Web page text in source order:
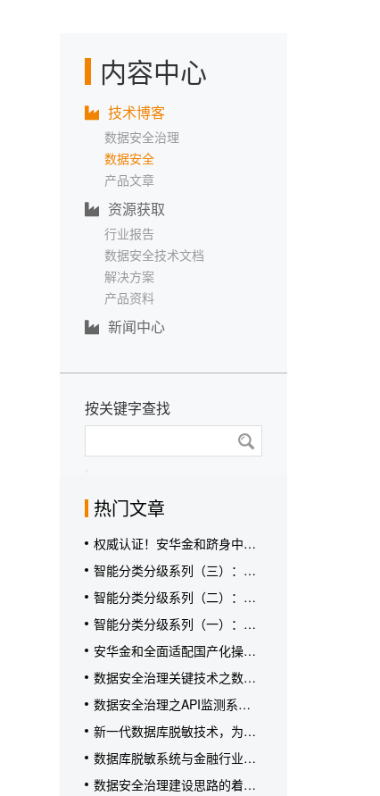
内容中心
技术博客
数据安全治理
数据安全
产品文章
资源获取
行业报告
数据安全技术文档
解决方案
产品资料
新闻中心
按关键字查找
热门文章
权威认证！安华金和跻身中国
AI赋能的数据发现与分类分级
厂商领导者类别
智能分类分级系列（三）：从
能力到实效，安华金和在真实
场景验证合规价值
智能分类分级系列（二）：破
解分类分级困局，安华金和给
出答案
智能分类分级系列（一）：传
统分类分级陷“落地难”困局
安华金和全面适配国产化操作
系统及芯片CPU
数据安全治理关键技术之数据
库脱敏技术详解
数据安全治理之API监测系统
，解决API接口安全问题【安
华金和】
新一代数据库脱敏技术，为敏
感数据建立保护盾！
数据库脱敏系统与金融行业案
例解读
数据安全治理建设思路的着力